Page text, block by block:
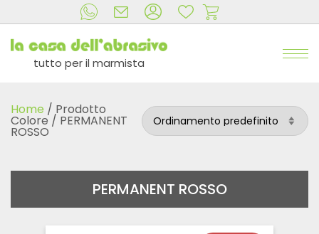
tutto per il marmista
Home / Prodotto
Colore / PERMANENT
ROSSO
PERMANENT ROSSO